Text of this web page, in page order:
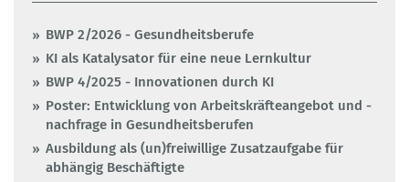
BWP 2/2026 - Gesundheitsberufe
KI als Katalysator für eine neue Lernkultur
BWP 4/2025 - Innovationen durch KI
Poster: Entwicklung von Arbeitskräfteangebot und -
nachfrage in Gesundheitsberufen
Ausbildung als (un)freiwillige Zusatzaufgabe für
abhängig Beschäftigte